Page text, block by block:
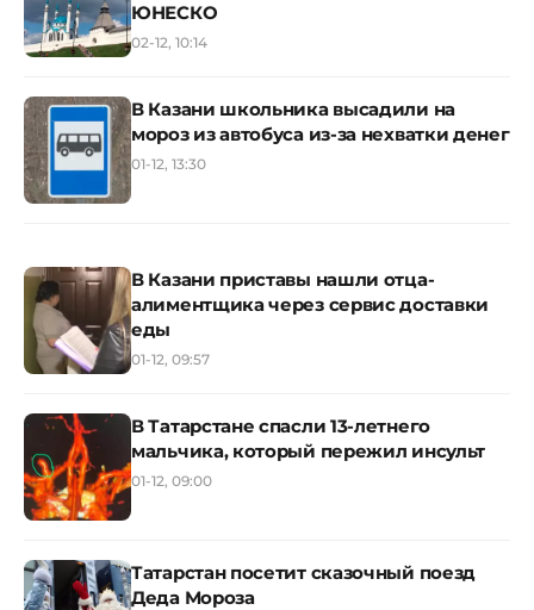
ЮНЕСКО
02-12, 10:14
В Казани школьника высадили на
мороз из автобуса из-за нехватки денег
01-12, 13:30
В Казани приставы нашли отца-
алиментщика через сервис доставки
еды
01-12, 09:57
В Татарстане спасли 13-летнего
мальчика, который пережил инсульт
01-12, 09:00
Татарстан посетит сказочный поезд
Деда Мороза